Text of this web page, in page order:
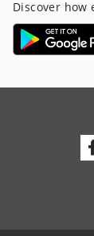
Discover how